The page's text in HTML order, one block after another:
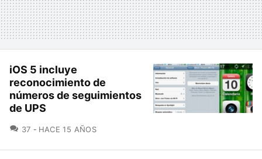
iOS 5 incluye
reconocimiento de
números de seguimientos
de UPS
37 COMENTARIOS
HACE 15 AÑOS